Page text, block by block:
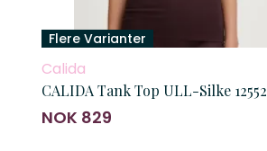
Flere Varianter
Calida
CALIDA Tank Top ULL-Silke 12552
NOK 829